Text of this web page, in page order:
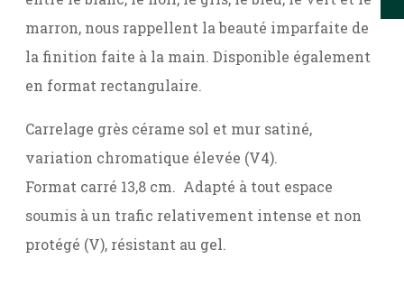
marron, nous rappellent la beauté imparfaite de
la finition faite à la main. Disponible également
en format rectangulaire.
Carrelage grès cérame sol et mur satiné,
variation chromatique élevée (V4).
Format carré 13,8 cm. Adapté à tout espace
soumis à un trafic relativement intense et non
protégé (V), résistant au gel.